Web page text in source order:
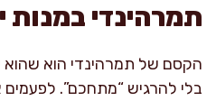
תמרהינדי במנות
הקסם של תמרהינדי הוא שהוא
בלי להרגיש “מתחכם”. לפעמים